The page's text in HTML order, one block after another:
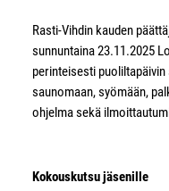
Rasti-Vihdin kauden
sunnuntaina 23.11.2025
perinteisesti
saunomaan, syömään,
ohjelma sekä
Kokouskutsu jäsenille